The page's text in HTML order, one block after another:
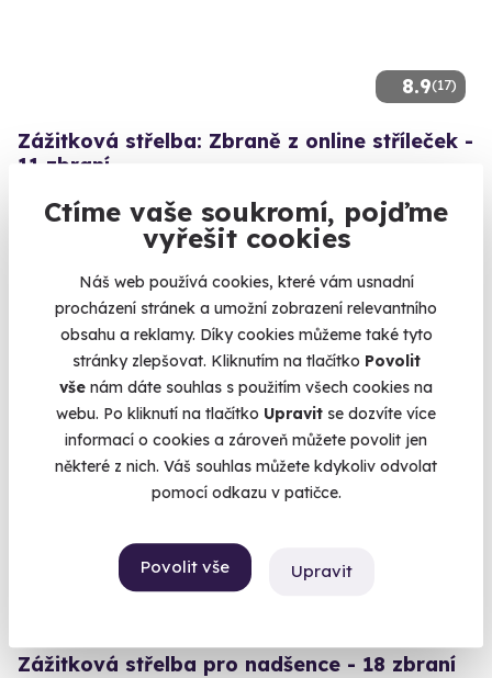
Ctíme vaše soukromí, pojďme
vyřešit cookies
Náš web používá cookies, které vám usnadní
procházení stránek a umožní zobrazení relevantního
obsahu a reklamy. Díky cookies můžeme také tyto
stránky zlepšovat. Kliknutím na tlačítko Povolit
vše nám dáte souhlas s použitím všech cookies na
webu. Po kliknutí na tlačítko Upravit se dozvíte více
informací o cookies a zároveň můžete povolit jen
některé z nich. Váš souhlas můžete kdykoliv odvolat
pomocí odkazu v patičce.
Povolit vše Upravit
8.9(17)
Zážitková střelba: Zbraně z online stříleček -
11 zbraní
Vyzkoušejte si naživo zbraně, které znáte z oblíbených
stříleček!
Velká Bíteš (okres Žďár nad Sázavou)
(+ 28 dalších lokalit)
2 999 Kč
Volný termín už 14. 08. 2026
Zážitková střelba pro nadšence - 18 zbraní